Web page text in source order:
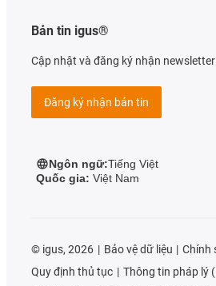
Bản tin igus®
Cập nhật và đăng ký nhận
Đăng ký nhận bản tin
Ngôn ngữ:Tiếng Việt
Quốc gia: Việt Nam
© igus, 2026 Bảo vệ dữ liệu
Chính
Quy định thủ tục
Thông tin pháp lý